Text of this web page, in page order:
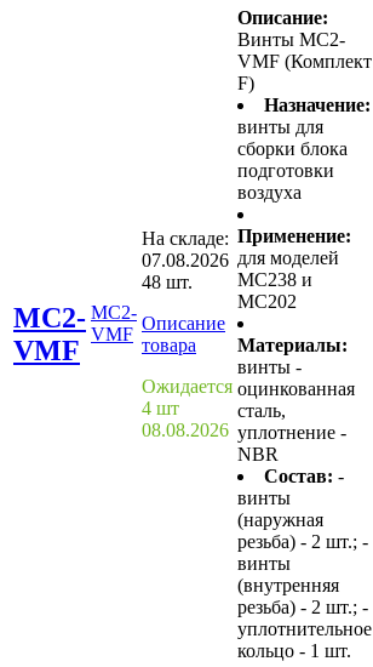
MC2-
VMF
MC2-
VMF
На складе:
07.08.2026
48 шт.
Описание
товара
Ожидается
4 шт
08.08.2026
Описание:
Винты MC2-
VMF (Комплект
F)
Назначение:
винты для
сборки блока
подготовки
воздуха
Применение:
для моделей
MC238 и
MC202
Материалы:
винты -
оцинкованная
сталь,
уплотнение -
NBR
Состав: -
винты
(наружная
резьба) - 2 шт.; -
винты
(внутренняя
резьба) - 2 шт.; -
уплотнительное
кольцо - 1 шт.